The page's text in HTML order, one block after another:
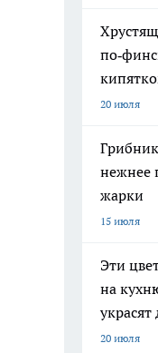
20 июля
нежнее
жарки
15 июля
Эти
на
20 июля